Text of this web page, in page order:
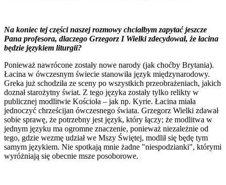
Na koniec tej części naszej rozmowy chciałbym zapytać jeszcze
Pana profesora, dlaczego Grzegorz I Wielki zdecydował, że łacina
będzie językiem liturgii?
Ponieważ nawrócone zostały nowe narody (jak choćby Brytania).
Łacina w ówczesnym świecie stanowiła język międzynarodowy.
Greka już schodziła ze sceny po wszystkich przeobrażeniach, jakich
doznał starożytny świat. Z tego języka zostały tylko relikty w
publicznej modlitwie Kościoła – jak np. Kyrie. Łacina miała
jednoczyć chrześcijan ówczesnego świata. Grzegorz Wielki zdawał
sobie sprawę, że potrzebny jest język, który łączy; że modlitwa w
jednym języku ma ogromne znaczenie, ponieważ niezależnie od
tego, gdzie wezmę udział we Mszy Świętej, modlił się będę tym
samym językiem. Nie spotkają mnie żadne "niespodzianki", którymi
wyróżniają się obecnie msze posoborowe.